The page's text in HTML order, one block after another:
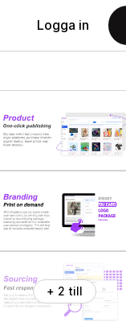
Logga in
+ 2 till